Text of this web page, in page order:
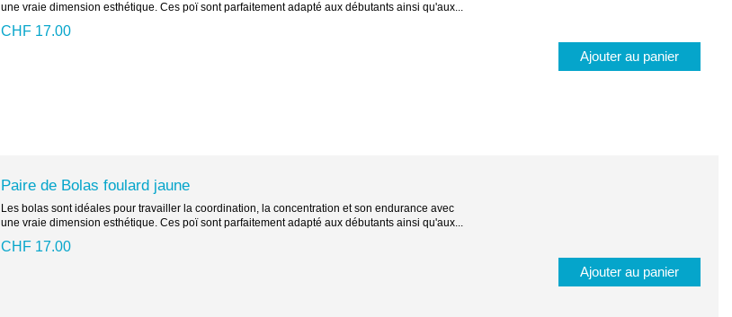
une vraie dimension esthétique. Ces poï sont parfaitement adapté aux débutants ainsi qu'aux...
CHF 17.00
Ajouter au panier
Paire de Bolas foulard jaune
Les bolas sont idéales pour travailler la coordination, la concentration et son endurance avec
une vraie dimension esthétique. Ces poï sont parfaitement adapté aux débutants ainsi qu'aux...
CHF 17.00
Ajouter au panier